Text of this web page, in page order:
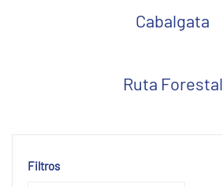
Cabalgata
Ruta Forestal
Filtros